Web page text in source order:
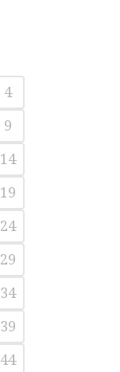
4
9
14
19
24
29
34
39
44